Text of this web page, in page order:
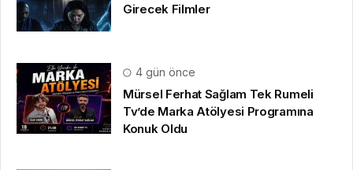
Girecek Filmler
4 gün önce
Mürsel Ferhat Sağlam Tek Rumeli
Tv’de Marka Atölyesi Programına
Konuk Oldu